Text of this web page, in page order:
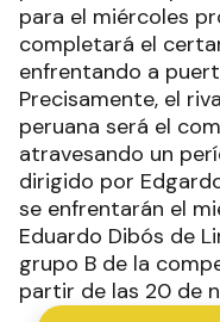
para el miércoles
completará el
enfrentando a
Precisamente, el
peruana será el
atravesando un
dirigido por
se enfrentarán el
Eduardo Dibós de
grupo B de la
partir de las 20 de